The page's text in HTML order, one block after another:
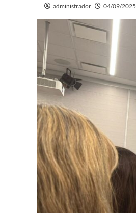
administrador 04/09/2025